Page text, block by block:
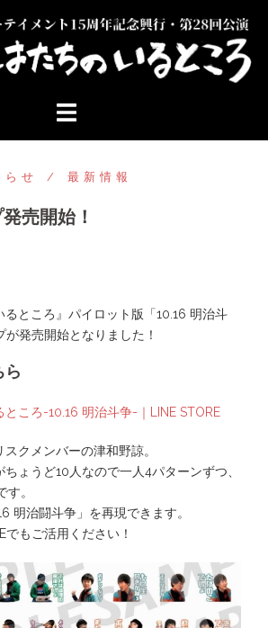
せ 最新情報
売開始！
るところ』パイロット版「10.16 明治斗
が発売開始となりました！
ころ-10.16 明治斗争-｜LINE STORE
クメンバーの津和野諒。
ょうど10人なので一人4パターンずつ、
。
明治闘斗争」を再現できます。
もご活用ください！